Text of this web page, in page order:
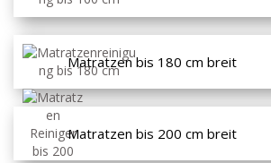
Matratzen bis 180 cm breit
Matratzen bis 200 cm breit